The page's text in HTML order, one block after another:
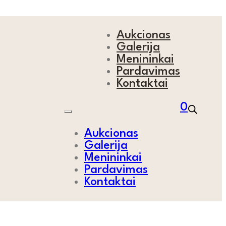
Aukcionas
Galerija
Menininkai
Pardavimas
Kontaktai
Aukcionas
Galerija
Menininkai
Pardavimas
Kontaktai
0